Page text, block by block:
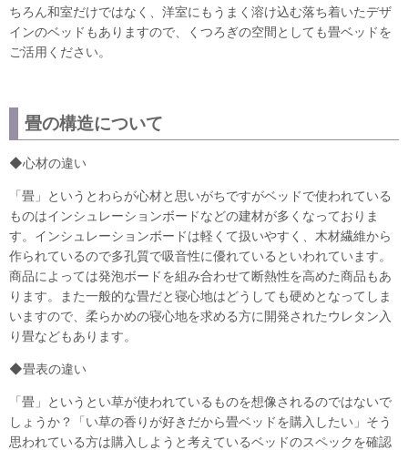
ちろん和室だけではなく、洋室にもうまく溶け込む落ち着いたデザ
インのベッドもありますので、くつろぎの空間としても畳ベッドを
ご活用ください。
畳の構造について
◆心材の違い
「畳」というとわらが心材と思いがちですがベッドで使われている
ものはインシュレーションボードなどの建材が多くなっておりま
す。インシュレーションボードは軽くて扱いやすく、木材繊維から
作られているので多孔質で吸音性に優れているといわれています。
商品によっては発泡ボードを組み合わせて断熱性を高めた商品もあ
ります。また一般的な畳だと寝心地はどうしても硬めとなってしま
いますので、柔らかめの寝心地を求める方に開発されたウレタン入
り畳などもあります。
◆畳表の違い
「畳」というとい草が使われているものを想像されるのではないで
しょうか？「い草の香りが好きだから畳ベッドを購入したい」そう
思われている方は購入しようと考えているベッドのスペックを確認